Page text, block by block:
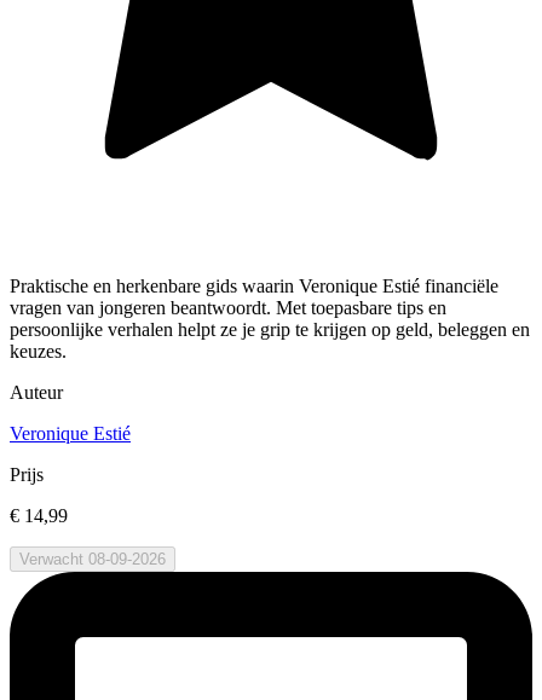
Praktische en herkenbare gids waarin Veronique Estié financiële
vragen van jongeren beantwoordt. Met toepasbare tips en
persoonlijke verhalen helpt ze je grip te krijgen op geld, beleggen en
keuzes.
Auteur
Veronique Estié
Prijs
€ 14,99
Verwacht 08-09-2026